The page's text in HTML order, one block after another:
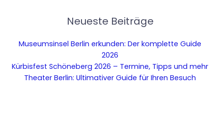
Neueste Beiträge
Museumsinsel Berlin erkunden: Der komplette Guide
2026
Kürbisfest Schöneberg 2026 – Termine, Tipps und mehr
Theater Berlin: Ultimativer Guide für Ihren Besuch